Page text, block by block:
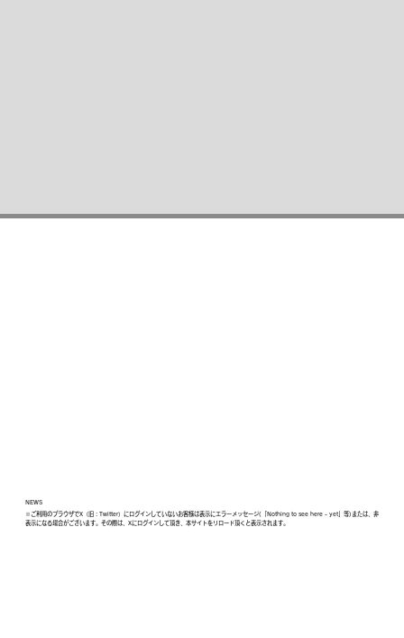
NEWS
※ご利用のブラウザでX（旧：Twitter）にログインしていないお客様は表示にエラーメッセージ(「Nothing to see here - yet」等)または、非
表示になる場合がございます。その際は、Xにログインして頂き、本サイトをリロード頂くと表示されます。